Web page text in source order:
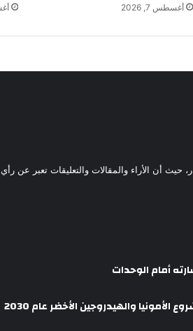
أغسطس 7, 2026
حيث أن الأراء والمقالات والتعليقات تعبر عن رأي
أمام الوحدات
والهيدروجين الأخضر عام 2030